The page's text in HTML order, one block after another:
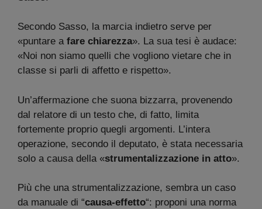
Secondo Sasso, la marcia indietro serve per
«puntare a fare chiarezza». La sua tesi è audace:
«Noi non siamo quelli che vogliono vietare che in
classe si parli di affetto e rispetto».
Un’affermazione che suona bizzarra, provenendo
dal relatore di un testo che, di fatto, limita
fortemente proprio quegli argomenti. L’intera
operazione, secondo il deputato, è stata necessaria
solo a causa della «strumentalizzazione in atto».
Più che una strumentalizzazione, sembra un caso
da manuale di “causa-effetto“: proponi una norma